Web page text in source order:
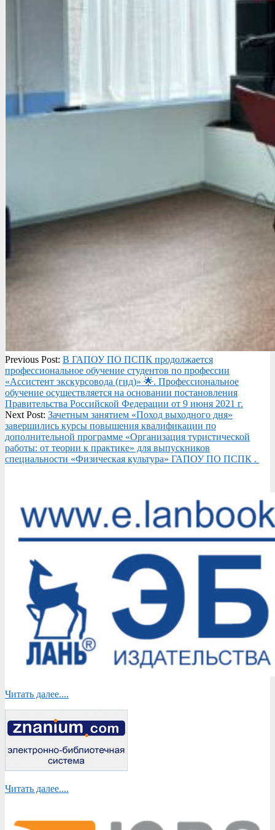
2025-
04-
11
Previous Post: В ГАПОУ ПО ПСПК продолжается
профессиональное обучение студентов по профессии
«Ассистент экскурсовода (гид)» 🌟. Профессиональное
обучение осуществляется на основании постановления
Правительства Российской Федерации от 9 июня 2021 г.
Next Post: Зачетным занятием «Поход выходного дня»
завершились курсы повышения квалификации по
дополнительной программе «Организация туристической
работы: от теории к практике» для выпускников
специальности «Физическая культура» ГАПОУ ПО ПСПК .
Читать далее....
Читать далее....